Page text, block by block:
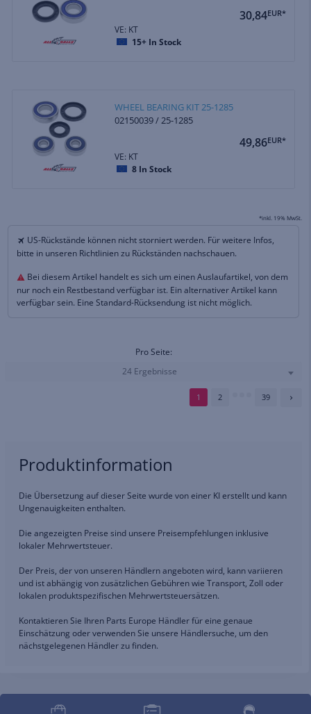
30,84EUR*
VE: KT
15+ In Stock
WHEEL BEARING KIT 25-1285
02150039 / 25-1285
49,86EUR*
VE: KT
8 In Stock
*inkl. 19% MwSt.
US-Rückstände können nicht storniert werden. Für weitere Infos,
bitte in unseren Richtlinien zu Rückständen nachschauen.
Bei diesem Artikel handelt es sich um einen Auslaufartikel, von dem
nur noch ein Restbestand verfügbar ist. Ein alternativer Artikel kann
verfügbar sein. Eine Standard-Rücksendung ist nicht möglich.
Pro Seite:
24 Ergebnisse
1 2 39
Produktinformation
Die Übersetzung auf dieser Seite wurde von einer KI erstellt und kann
Ungenauigkeiten enthalten.
Die angezeigten Preise sind unsere Preisempfehlungen inklusive
lokaler Mehrwertsteuer.
Der Preis, der von unseren Händlern angeboten wird, kann variieren
und ist abhängig von zusätzlichen Gebühren wie Transport, Zoll oder
lokalen produktspezifischen Mehrwertsteuersätzen.
Kontaktieren Sie Ihren Parts Europe Händler für eine genaue
Einschätzung oder verwenden Sie unsere Händlersuche, um den
nächstgelegenen Händler zu finden.